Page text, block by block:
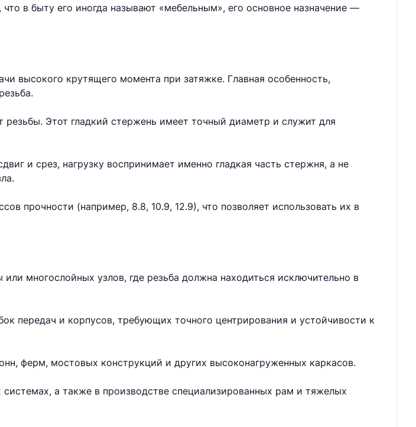
в быту его иногда называют «мебельным», его основное назначение —
высокого крутящего момента при затяжке. Главная особенность,
резьбы. Этот гладкий стержень имеет точный диаметр и служит для
и срез, нагрузку воспринимает именно гладкая часть стержня, а не
прочности (например, 8.8, 10.9, 12.9), что позволяет использовать их в
многослойных узлов, где резьба должна находиться исключительно в
передач и корпусов, требующих точного центрирования и устойчивости к
ферм, мостовых конструкций и других высоконагруженных каркасов.
а также в производстве специализированных рам и тяжелых